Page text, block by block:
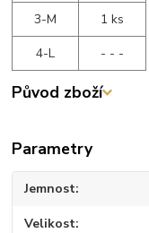
3-M
1 ks
4-L
- - -
Původ zboží
Parametry
Jemnost
Velikost